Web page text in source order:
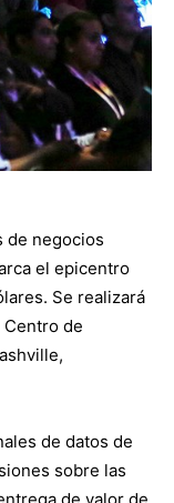
de negocios
el epicentro
Se realizará
de
de datos de
sobre las